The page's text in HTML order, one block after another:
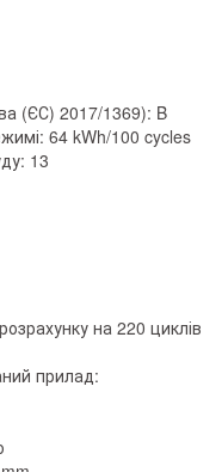
(ЄС) 2017/1369): B
64 kWh/100 cycles
13
на 220 циклів
прилад: